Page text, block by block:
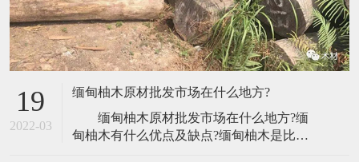
19
2022-03
缅甸柚木原材批发市场在什么地方?
缅甸柚木原材批发市场在什么地方?缅
甸柚木有什么优点及缺点?缅甸柚木是比较